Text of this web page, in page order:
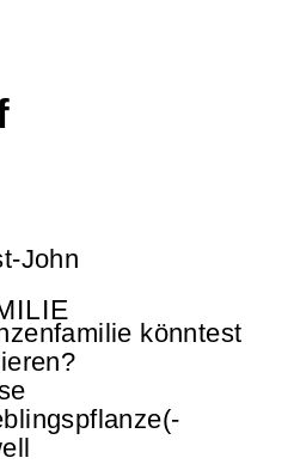
John
könntest